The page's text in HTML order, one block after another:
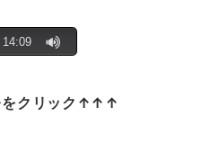
をクリック↑↑↑